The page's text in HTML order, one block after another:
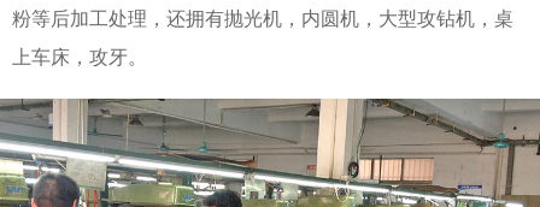
粉等后加工处理，还拥有抛光机，内圆机，大型攻钻机，桌
上车床，攻牙。